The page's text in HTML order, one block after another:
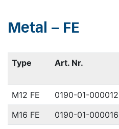
Metal – FE
Type Art. Nr.
M12 FE
0190-01-000012
M16 FE
0190-01-000016